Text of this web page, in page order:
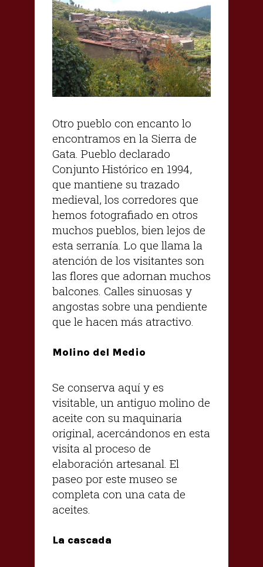
Otro pueblo con encanto lo
encontramos en la Sierra de
Gata. Pueblo declarado
Conjunto Histórico en 1994,
que mantiene su trazado
medieval, los corredores que
hemos fotografiado en otros
muchos pueblos, bien lejos de
esta serranía. Lo que llama la
atención de los visitantes son
las flores que adornan muchos
balcones. Calles sinuosas y
angostas sobre una pendiente
que le hacen más atractivo.
Molino del Medio
Se conserva aquí y es
visitable, un antiguo molino de
aceite con su maquinaria
original, acercándonos en esta
visita al proceso de
elaboración artesanal. El
paseo por este museo se
completa con una cata de
aceites.
La cascada